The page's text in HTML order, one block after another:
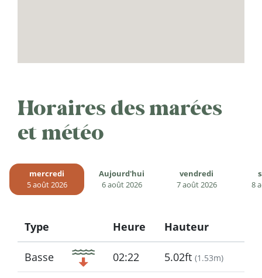
Horaires des marées
et météo
mercredi
5 août 2026
Aujourd'hui
6 août 2026
vendredi
7 août 2026
8
Type
Icon
Heure Hauteur
Basse 02:22 5.02ft (1.53m)